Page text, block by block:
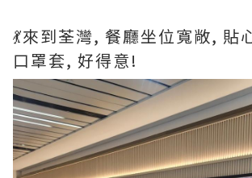
💃來到荃灣, 餐廳坐位寬敞, 貼
口罩套, 好得意!